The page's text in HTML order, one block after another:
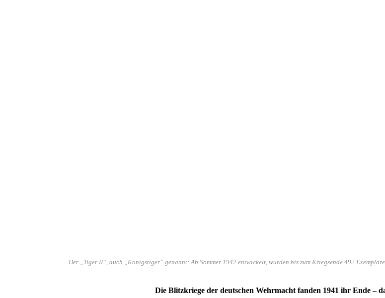
Der „Tiger II“, auch „Königstiger“ genannt: Ab Sommer 1942 entwickelt, wurden bis zum Kriegsende 492
Die Blitzkriege der deutschen Wehrmacht fanden 1941 ihr Ende –